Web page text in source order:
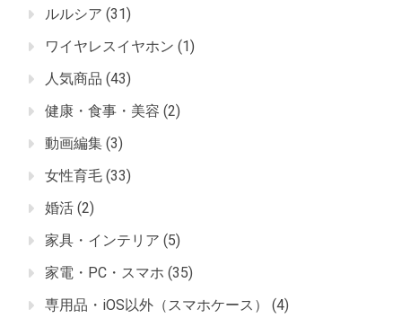
ルルシア (31)
ワイヤレスイヤホン (1)
人気商品 (43)
健康・食事・美容 (2)
動画編集 (3)
女性育毛 (33)
婚活 (2)
家具・インテリア (5)
家電・PC・スマホ (35)
専用品・iOS以外（スマホケース）
(4)